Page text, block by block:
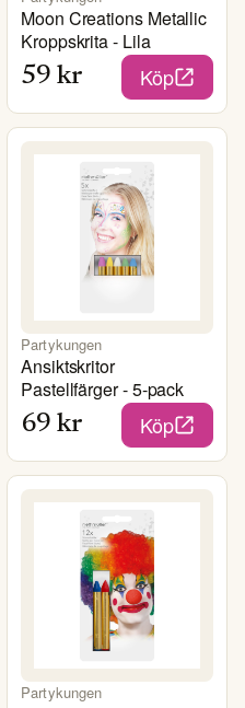
Moon Creations Metallic
Kroppskrita - Lila
59 kr Köp
Partykungen
Ansiktskritor
Pastellfärger - 5-pack
69 kr Köp
Partykungen